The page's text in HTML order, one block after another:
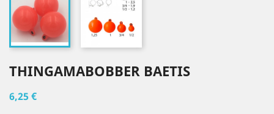
THINGAMABOBBER BAETIS
6,25 €